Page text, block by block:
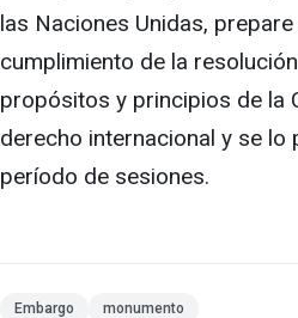
las Naciones Unidas,
cumplimiento de la
propósitos y principios de la
derecho internacional y se lo
período de sesiones.
Embargo monumento